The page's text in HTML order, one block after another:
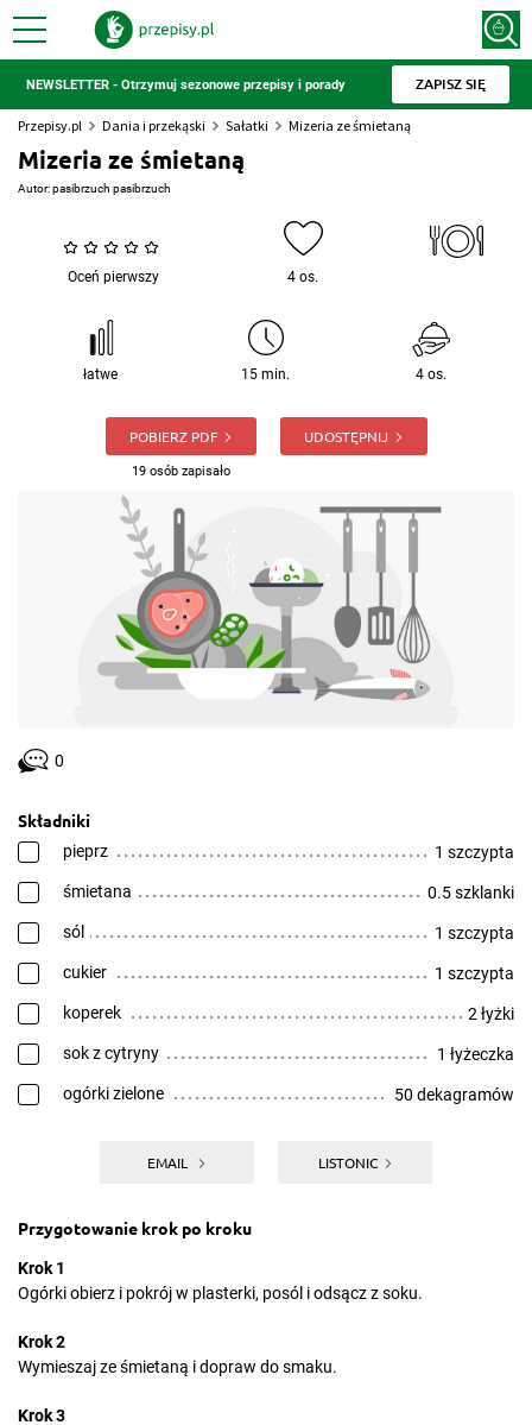
NEWSLETTER - Otrzymuj sezonowe przepisy i porady ZAPISZ SIĘ
Przepisy.pl Dania i przekąski Sałatki Mizeria ze śmietaną
Mizeria ze śmietaną
Autor:pasibrzuch pasibrzuch
Oceń pierwszy 4 os.
łatwe 15 min. 4 os.
POBIERZ PDF
19 osób zapisało
UDOSTĘPNIJ
0
Składniki
pieprz 1 szczypta
śmietana 0.5 szklanki
sól 1 szczypta
cukier 1 szczypta
koperek 2 łyżki
sok z cytryny 1 łyżeczka
ogórki zielone 50 dekagramów
EMAIL LISTONIC
Przygotowanie krok po kroku
Krok 1
Ogórki obierz i pokrój w plasterki, posól i odsącz z soku.
Krok 2
Wymieszaj ze śmietaną i dopraw do smaku.
Krok 3